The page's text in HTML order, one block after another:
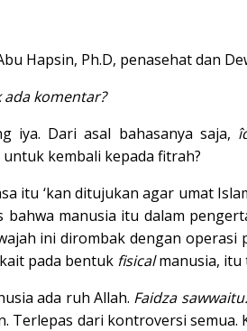
Hapsin, Ph.D, penasehat dan
ada komentar?
iya. Dari asal bahasanya saja,
kembali kepada fitrah?
itu ‘kan ditujukan agar umat
manusia itu dalam
ini dirombak dengan
pada bentuk fisicalmanusia, itu
ada ruh Allah. Faidza
dari kontroversi semua.